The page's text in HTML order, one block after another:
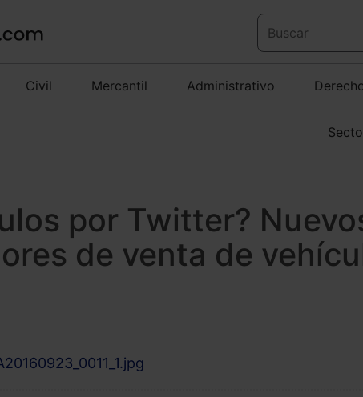
Civil Mercantil Administrativo
por Twitter?
de venta de